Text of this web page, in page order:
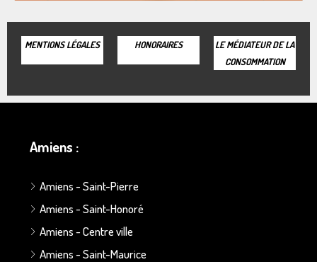
MENTIONS LÉGALES HONORAIRES
LE MÉDIATEUR DE LA
CONSOMMATION
Amiens :
Amiens - Saint-Pierre
Amiens - Saint-Honoré
Amiens - Centre ville
Amiens - Saint-Maurice